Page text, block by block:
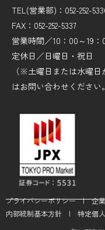
TEL(営業部)：052-252-
FAX：052-252-5337
営業時間／10：00～19：
定休日／日曜日・祝日
（※土曜日または水曜
はお問い合わせください
プライバシーポリシー|企
内部統制基本方針 | 特定個